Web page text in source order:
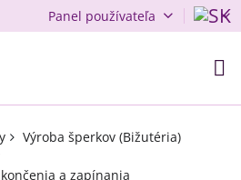
Panel používateľa
Výroba šperkov (Bižutéria)
a zapínania